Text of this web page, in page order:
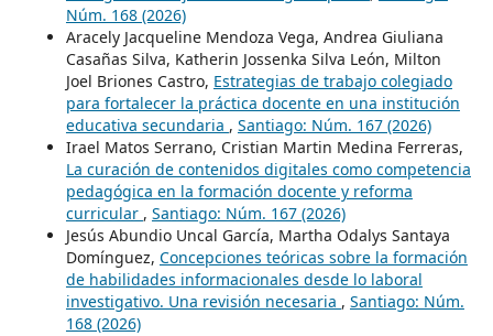
Núm. 168 (2026)
Aracely Jacqueline Mendoza Vega, Andrea Giuliana
Casañas Silva, Katherin Jossenka Silva León, Milton
Joel Briones Castro, Estrategias de trabajo colegiado
para fortalecer la práctica docente en una institución
educativa secundaria , Santiago: Núm. 167 (2026)
Irael Matos Serrano, Cristian Martin Medina Ferreras,
La curación de contenidos digitales como competencia
pedagógica en la formación docente y reforma
curricular , Santiago: Núm. 167 (2026)
Jesús Abundio Uncal García, Martha Odalys Santaya
Domínguez, Concepciones teóricas sobre la formación
de habilidades informacionales desde lo laboral
investigativo. Una revisión necesaria , Santiago: Núm.
168 (2026)